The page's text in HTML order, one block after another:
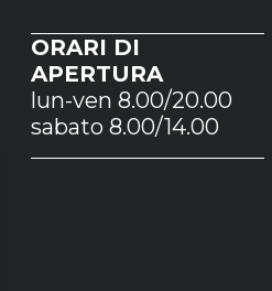
ORARI DI
APERTURA
lun-ven 8.00/20.00
sabato 8.00/14.00